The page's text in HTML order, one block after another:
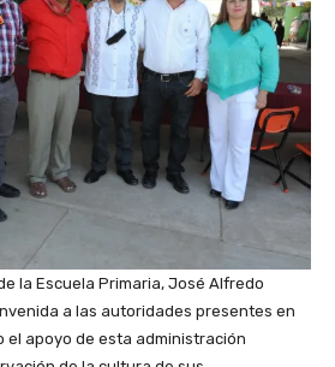
la Escuela Primaria, José Alfredo
a las autoridades presentes en
el apoyo de esta administración